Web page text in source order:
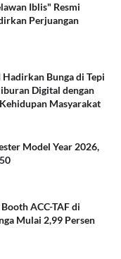
Iblis" Resmi
Perjuangan
Bunga di Tepi
Digital dengan
Masyarakat
Model Year 2026,
ACC-TAF di
Mulai 2,99 Persen